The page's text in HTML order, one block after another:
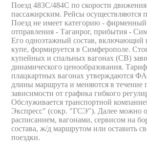
Поезд 483С/484С по скорости движения
пассажирским. Рейсы осуществляются
Поезд не имеет категорию -
отправления - Таганрог, прибытия -
Его одноэтажный состав, включающий
купе, формируется в Симферополе.
купейных и спальных вагонах (СВ)
динамического ценообразования.
плацкартных вагонах утверждаются
длины маршрута и меняются в течение
зависимости от графика гибкого
Обслуживается транспортной
Экспресс" (сокр. "ГСЭ"). Далее можно
расписанием, вагонами, сервисом на
состава, ж/д маршрутом или оставить
поездки.